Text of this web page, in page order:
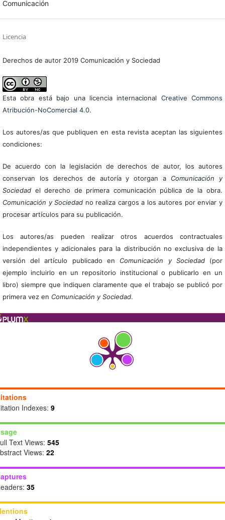
Comunicación
Licencia
Derechos de autor 2019 Comunicación y Sociedad
Esta obra está bajo una licencia internacional Creative Commons
Atribución-NoComercial 4.0.
Los autores/as que publiquen en esta revista aceptan las siguientes
condiciones:
De acuerdo con la legislación de derechos de autor, los autores
conservan los derechos de autoría y otorgan a Comunicación y
Sociedadel derecho de primera comunicación pública de la obra.
Comunicación y Sociedad no realiza cargos a los autores por enviar y
procesar artículos para su publicación.
Los autores/as pueden realizar otros acuerdos contractuales
independientes y adicionales para la distribución no exclusiva de la
versión del artículo publicado en Comunicación y Sociedad(por
ejemplo incluirlo en un repositorio institucional o publicarlo en un
libro) siempre que indiquen claramente que el trabajo se publicó por
primera vez en Comunicación y Sociedad.
Indexes: 9
Text Views: 545
Views: 22
35